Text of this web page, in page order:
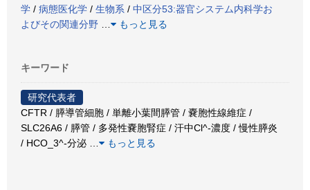
学 / 病態医化学 / 生物系 / 中区分53:器官システム内科学お
よびその関連分野
もっと見る
キーワード
研究代表者
CFTR / 膵導管細胞 / 単離小葉間膵管 / 嚢胞性線維症 /
SLC26A6 / 膵管 / 多発性嚢胞腎症 / 汗中Cl^-濃度 / 慢性膵炎
/ HCO_3^-分泌
もっと見る